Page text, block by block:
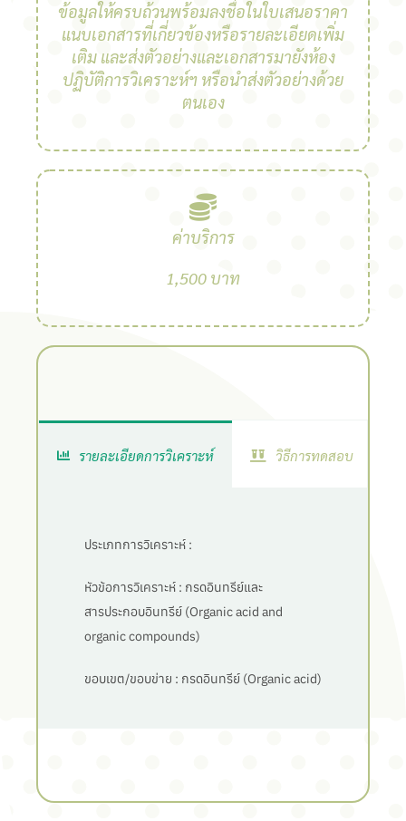
ข้อมูลให้ครบถ้วนพร้อมลงชื่อในใบเสนอราคา
แนบเอกสารที่เกี่ยวข้องหรือรายละเอียดเพิ่ม
เติม และส่งตัวอย่างและเอกสารมายังห้อง
ปฏิบัติการวิเคราะห์ฯ หรือนำส่งตัวอย่างด้วย
ตนเอง
ค่าบริการ
1,500 บาท
รายละเอียดการวิเคราะห์ วิธีการทดสอบ
ประเภทการวิเคราะห์ :
หัวข้อการวิเคราะห์ : กรดอินทรีย์และ
สารประกอบอินทรีย์ (Organic acid and
organic compounds)
ขอบเขต/ขอบข่าย : กรดอินทรีย์ (Organic acid)